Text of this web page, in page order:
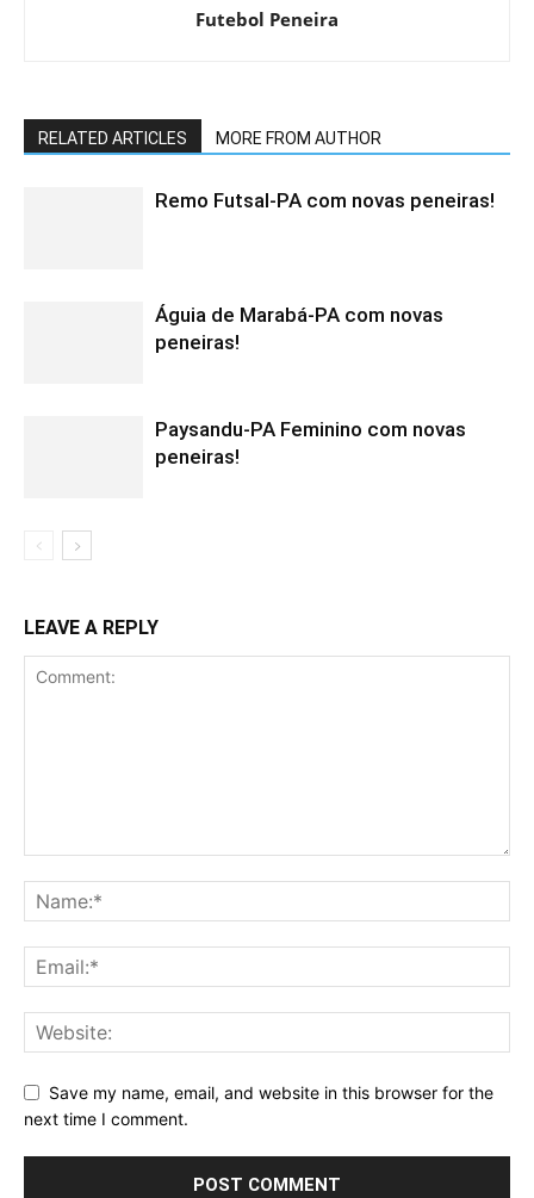
Futebol Peneira
RELATED ARTICLES MORE FROM AUTHOR
Remo Futsal-PA com novas peneiras!
Águia de Marabá-PA com novas
peneiras!
Paysandu-PA Feminino com novas
peneiras!
LEAVE A REPLY
Save my name, email, and website in this browser for the
next time I comment.